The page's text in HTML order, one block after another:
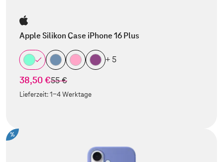
Apple Silikon Case iPhone 16 Plus
+ 5
38,50 €statt
55 €
Lieferzeit:1-4 Werktage
%